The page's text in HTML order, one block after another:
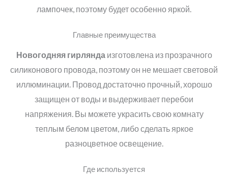
лампочек, поэтому будет особенно яркой.
Главные преимущества
Новогодняя гирлянда изготовлена из прозрачного
силиконового провода, поэтому он не мешает световой
иллюминации. Провод достаточно прочный, хорошо
защищен от воды и выдерживает перебои
напряжения. Вы можете украсить свою комнату
теплым белом цветом, либо сделать яркое
разноцветное освещение.
Где используется